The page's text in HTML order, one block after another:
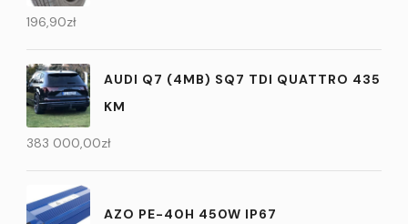
196,90zł
AUDI Q7 (4MB) SQ7 TDI QUATTRO 435
KM
383 000,00zł
AZO PE-40H 450W IP67